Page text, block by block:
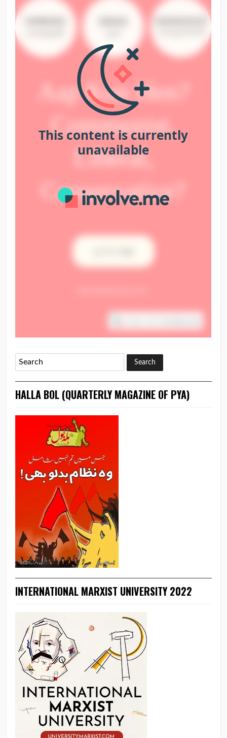
HALLA BOL (QUARTERLY MAGAZINE OF PYA)
INTERNATIONAL MARXIST UNIVERSITY 2022